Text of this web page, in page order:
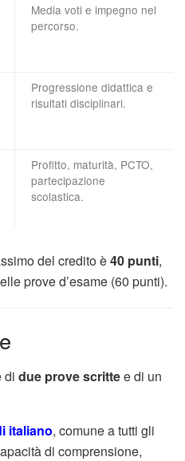
Media voti e impegno nel
percorso.
Progressione didattica e
risultati disciplinari.
Profitto, maturità, PCTO,
partecipazione
scolastica.
del credito è40 punti,
prove d’esame (60 punti).
di due prove scrittee di un
italiano, comune a tutti gli
di comprensione,